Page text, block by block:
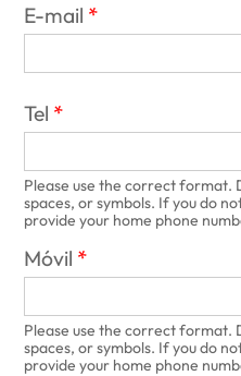
E-mail
Tel
Please use the correct format.
spaces, or symbols. If you do
provide your home phone
Móvil
Please use the correct format.
spaces, or symbols. If you do
provide your home phone